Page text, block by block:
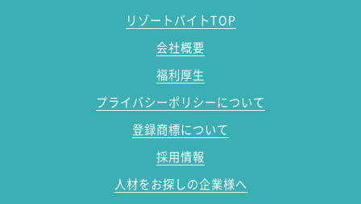
リゾートバイトTOP
会社概要
福利厚生
プライバシーポリシーについて
登録商標について
採用情報
人材をお探しの企業様へ